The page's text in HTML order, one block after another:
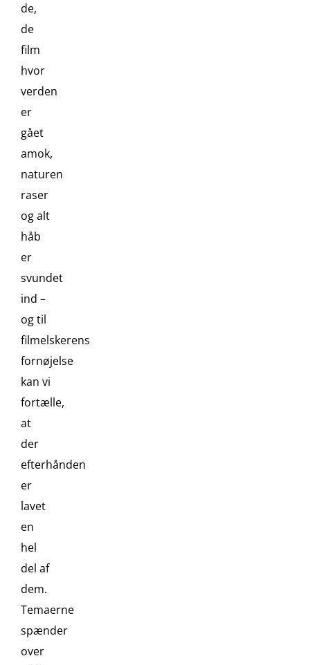
de,
de
film
hvor
verden
er
gået
amok,
naturen
raser
og alt
håb
er
svundet
ind –
og til
filmelskerens
fornøjelse
kan vi
fortælle,
at
der
efterhånden
er
lavet
en
hel
del af
dem.
Temaerne
spænder
over